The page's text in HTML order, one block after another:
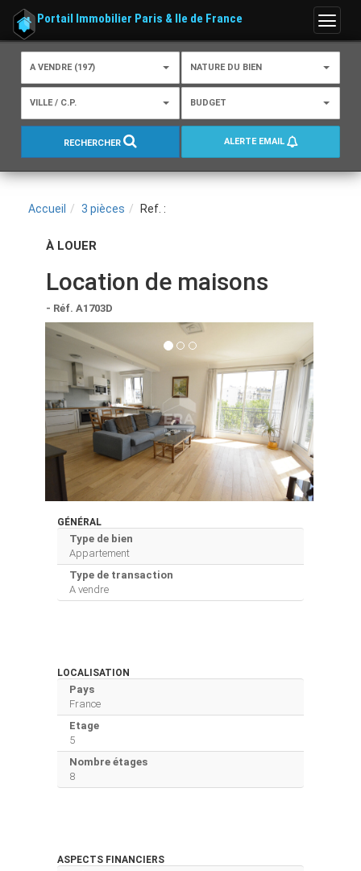
Menu
Portail Immobilier Paris & Ile de France
A VENDRE (197) NATURE DU BIEN
VILLE / C.P. BUDGET
RECHERCHER ALERTE EMAIL
Accueil 3 pièces Ref. :
À LOUER
Location de maisons
- Réf. A1703D
GÉNÉRAL
Type de bien
Appartement
Type de transaction
A vendre
LOCALISATION
Pays
France
Etage
5
Nombre étages
8
ASPECTS FINANCIERS